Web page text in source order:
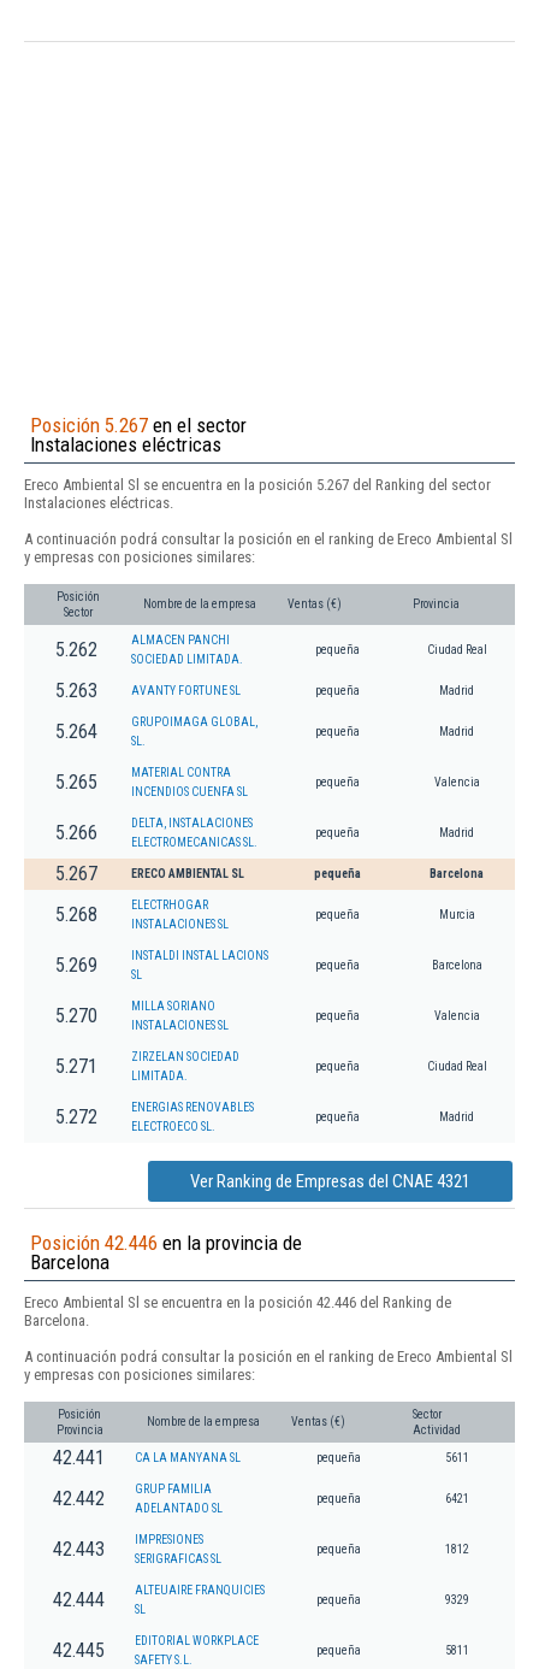
Posición 5.267 en el sector
Instalaciones eléctricas
Ereco Ambiental Sl se encuentra en la posición 5.267 del Ranking del sector
Instalaciones eléctricas.
A continuación podrá consultar la posición en el ranking de Ereco Ambiental Sl
y empresas con posiciones similares:
Posición
Sector
Nombre de la empresa Ventas (€) Provincia
5.262
ALMACEN PANCHI
SOCIEDAD LIMITADA.
pequeña Ciudad Real
5.263 AVANTY FORTUNE SL pequeña Madrid
5.264
GRUPOIMAGA GLOBAL,
SL.
pequeña Madrid
5.265
MATERIAL CONTRA
INCENDIOS CUENFA SL
pequeña Valencia
5.266
DELTA, INSTALACIONES
ELECTROMECANICAS SL.
pequeña Madrid
5.267 ERECO AMBIENTAL SL pequeña Barcelona
5.268
ELECTRHOGAR
INSTALACIONES SL
pequeña Murcia
5.269
INSTALDI INSTAL LACIONS
SL
pequeña Barcelona
5.270
MILLA SORIANO
INSTALACIONES SL
pequeña Valencia
5.271
ZIRZELAN SOCIEDAD
LIMITADA.
pequeña Ciudad Real
5.272
ENERGIAS RENOVABLES
ELECTROECO SL.
pequeña Madrid
Ver Ranking de Empresas del CNAE 4321
Posición 42.446 en la provincia de
Barcelona
Ereco Ambiental Sl se encuentra en la posición 42.446 del Ranking de
Barcelona.
A continuación podrá consultar la posición en el ranking de Ereco Ambiental Sl
y empresas con posiciones similares:
Posición
Provincia
Nombre de la empresa Ventas (€)
Sector
Actividad
42.441 CA LA MANYANA SL pequeña 5611
42.442
GRUP FAMILIA
ADELANTADO SL
pequeña 6421
42.443
IMPRESIONES
SERIGRAFICAS SL
pequeña 1812
42.444
ALTEUAIRE FRANQUICIES
SL
pequeña 9329
42.445
EDITORIAL WORKPLACE
SAFETY S.L.
pequeña 5811